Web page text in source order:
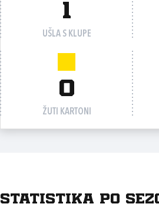
1
UŠLA S KLUPE
0
ŽUTI KARTONI
Statistika po